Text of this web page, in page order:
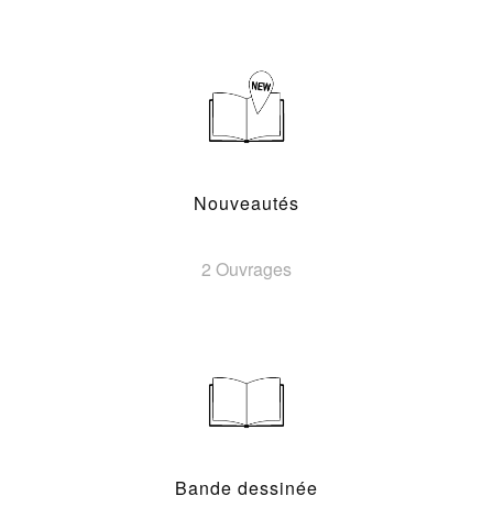
Nouveautés
2 Ouvrages
Bande dessinée